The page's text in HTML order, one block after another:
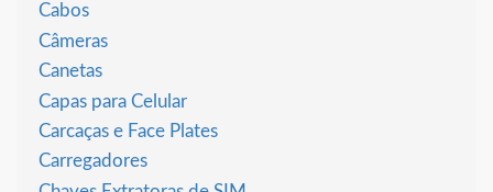
Cabos
Câmeras
Canetas
Capas para Celular
Carcaças e Face Plates
Carregadores